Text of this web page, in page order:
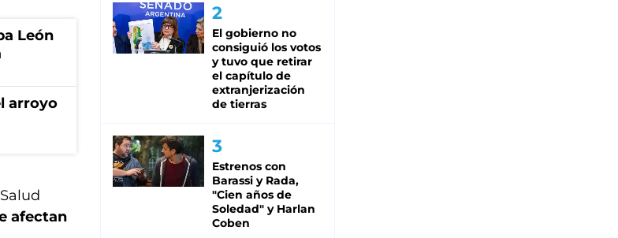
León
arroyo
afectan
El gobierno no
consiguió los votos
y tuvo que retirar
el capítulo de
extranjerización
de tierras
Estrenos con
Barassi y Rada,
"Cien años de
Soledad" y Harlan
Coben